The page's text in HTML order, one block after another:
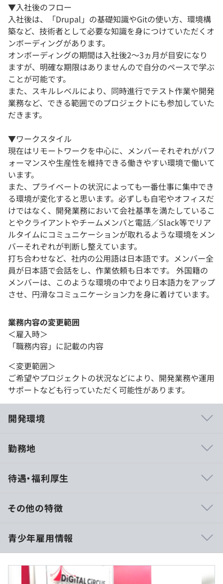
▼入社後のフロー
入社後は、「Drupal」の基礎知識やGitの使い方、環境構
築など、技術者として必要な知識を身につけていただくオ
ンボーディングがあります。
オンボーディングの期間は入社後2～3ヵ月が目安になり
ますが、明確な期限はありませんので自分のペースで学ぶ
ことが可能です。
また、スキルレベルにより、同時進行でテスト作業や開発
業務など、できる範囲でのプロジェクトにも参加していた
だきます。
▼ワークスタイル
現在はリモートワークを中心に、メンバーそれぞれがパフ
ォーマンスや生産性を維持できる働きやすい環境で働いて
います。
また、プライベートの状況によっても一番仕事に集中でき
る環境が変化すると思います。必ずしも自宅やオフィスだ
けではなく、開発業務において会社基準を満たしているこ
とやクライアントやチームメンバと電話／Slack等でリア
ルタイムにコミュニケーションが取れるような環境をメン
バーそれぞれが判断し整えています。
打ち合わせなど、社内の公用語は日本語です。メンバー全
員が日本語で会話をし、作業依頼も日本です。 外国籍の
メンバーは、このような環境の中でより日本語力をアップ
させ、円滑なコミュニケーション力を身に着けています。
業務内容の変更範囲
＜雇入時＞
「職務内容」に記載の内容
＜変更範囲＞
ご希望やプロジェクトの状況などにより、開発業務や運用
サポートなども行っていただく可能性があります。
開発環境
導入
ケーションを重視したスクラム開発を導入しています。デ
イリースクラムや計画ミーティング、スプリントレビュー
律的かつ、透明性を重視した自己組織化チームを目指して
います。
■開発はお客さまオフィスなどへの常駐はせず、メンバー
勤務地
待遇・福利厚生
■決定方法：経験スキルに応じて決定
■月給例：272,500円
（内訳：基本給＋能力給＋定額残業代＋手当）
・基本給：201,500円
その他の特徴
青少年雇用情報